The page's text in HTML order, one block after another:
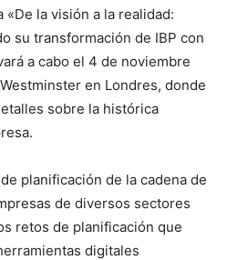
«De la visión a la realidad:
su transformación de IBP con
a cabo el 4 de noviembre
en Londres, donde
sobre la histórica
planificación de la cadena de
de diversos sectores
retos de planificación que
digitales